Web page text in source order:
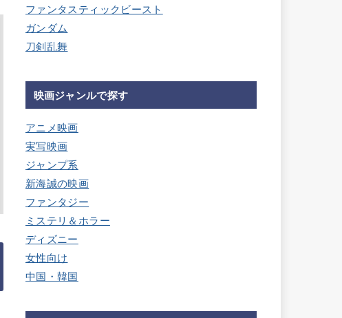
ファンタスティックビースト
ガンダム
刀剣乱舞
映画ジャンルで探す
アニメ映画
実写映画
ジャンプ系
新海誠の映画
ファンタジー
ミステリ＆ホラー
ディズニー
女性向け
中国・韓国